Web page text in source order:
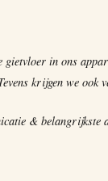
in ons
krijgen we ook
& belangrijkste